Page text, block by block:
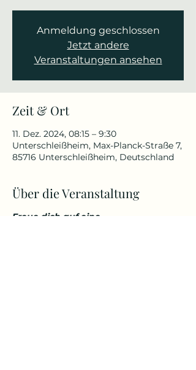
Anmeldung geschlossen
Jetzt andere
Veranstaltungen ansehen
Zeit & Ort
11. Dez. 2024, 08:15 – 9:30
Unterschleißheim, Max-Planck-Straße 7,
85716 Unterschleißheim, Deutschland
Über die Veranstaltung
Freue dich auf eine